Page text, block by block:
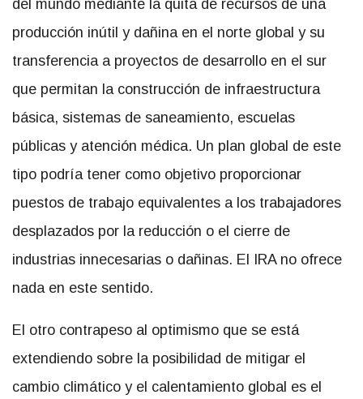
del mundo mediante la quita de recursos de una
producción inútil y dañina en el norte global y su
transferencia a proyectos de desarrollo en el sur
que permitan la construcción de infraestructura
básica, sistemas de saneamiento, escuelas
públicas y atención médica. Un plan global de este
tipo podría tener como objetivo proporcionar
puestos de trabajo equivalentes a los trabajadores
desplazados por la reducción o el cierre de
industrias innecesarias o dañinas. El IRA no ofrece
nada en este sentido.
El otro contrapeso al optimismo que se está
extendiendo sobre la posibilidad de mitigar el
cambio climático y el calentamiento global es el